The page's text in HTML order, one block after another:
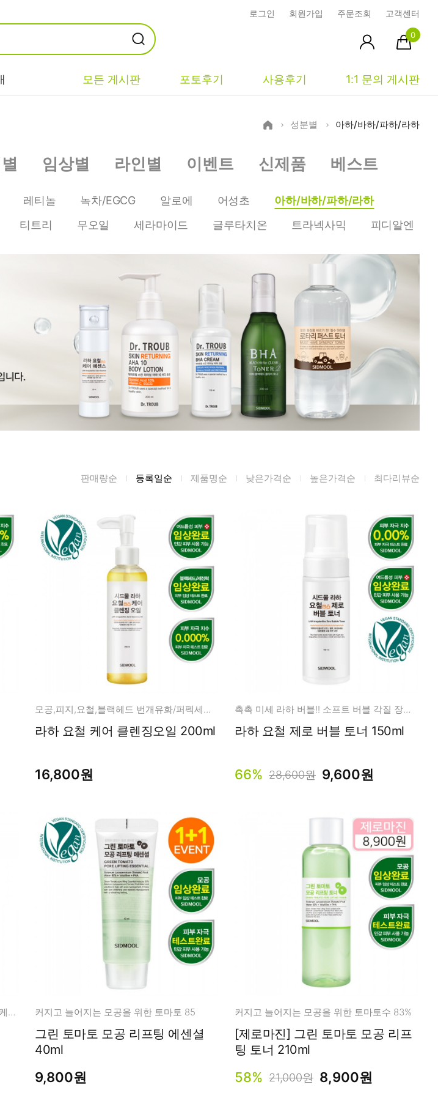
로그인 회원가입 주문조회 고객센터
0
모든 게시판 포토후기 사용후기 1:1 문의 게시판
/시카
조/속당
이트닝/
어
장품
EGF/FGF/IGF
콜라겐
히알루론산
녹차/EGCG
알로에
어성초
아하/바하/파하/
라하
징크
카렌듈라
동백
티트리
세라마이드
글루타치온
피디알엔
중성
지성
시사모
상품문의
시드물통신
미생물&방사능
텍스트 사용후기
포토사용 후기
성분사전
해외배송문의
시드물 매니아
장바구니
최근본상품
성분별 아하/바하/파하/라하
임상별 라인별 이벤트 신제품 베스트
레티놀 녹차/EGCG 알로에 어성초
아하/바하/파하/라하
티트리 무오일 세라마이드 글루타치온 트라넥사믹 피디알엔
판매량순 등록일순 제품명순 낮은가격순 높은가격순 최다리뷰순
모공,피지,요철,블랙헤드 번개유화/퍼펙세정/데일리사용
라하 요철 케어 클렌징오일 200ml
16,800원
촉촉 미세 라하 버블!! 소프트 버블 각질 장벽 케어!
라하 요철 제로 버블 토너 150ml
66% 28,600원 9,600원
쉽고 빠르게! 뿌리는 필링 미스트로 각질 케어! 커지고 늘어지는 모공을 위한 토마토 85
그린 토마토 모공 리프팅 에센셜
40ml
9,800원
커지고 늘어지는 모공을 위한 토마토수 83%
[제로마진] 그린 토마토 모공 리프
팅 토너 210ml
58% 21,000원 8,900원